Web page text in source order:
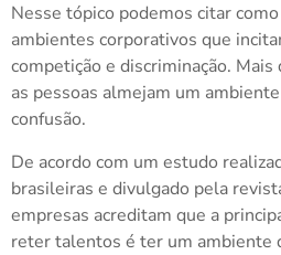
Nesse tópico podemos citar
ambientes corporativos que
competição e discriminação.
as pessoas almejam um
confusão.
De acordo com um estudo
brasileiras e divulgado pela
empresas acreditam que a
reter talentos é ter um ambiente